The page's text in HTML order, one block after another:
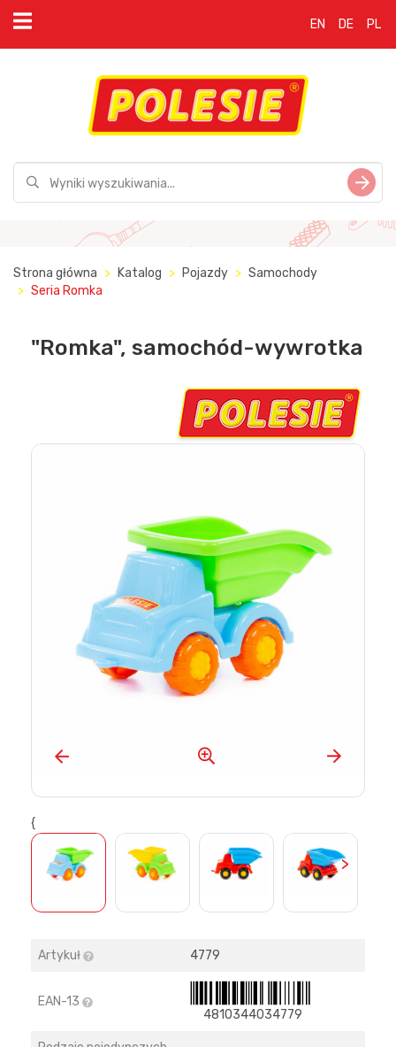
EN DE PL
Strona główna Katalog Pojazdy
Samochody
Seria Romka
"Romka", samochód-wywrotka
{
>
Artykuł 4779
EAN-13
4810344034779